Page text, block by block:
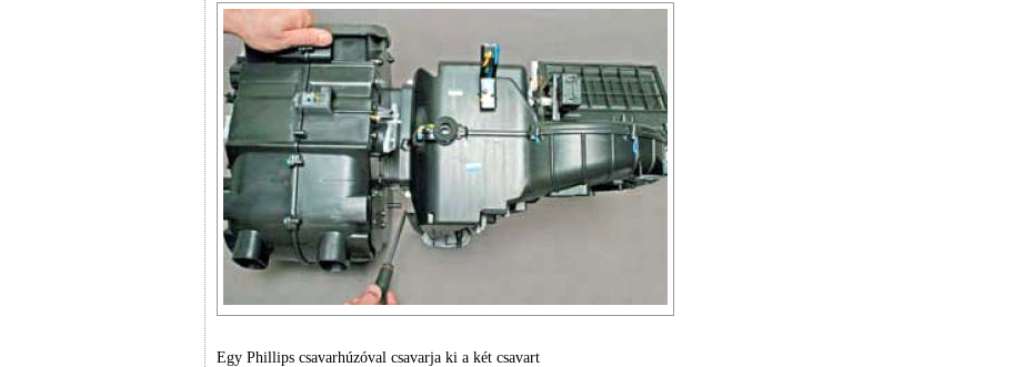
Egy Phillips csavarhúzóval csavarja ki a két csavart